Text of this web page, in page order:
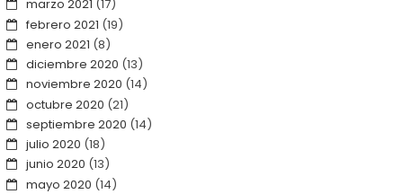
marzo 2021 (17)
febrero 2021 (19)
enero 2021 (8)
diciembre 2020 (13)
noviembre 2020 (14)
octubre 2020 (21)
septiembre 2020 (14)
julio 2020 (18)
junio 2020 (13)
mayo 2020 (14)